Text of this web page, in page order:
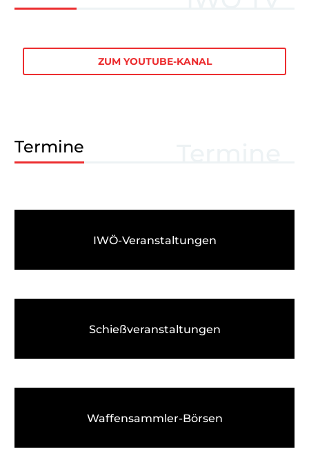
ZUM YOUTUBE-KANAL
Termine
IWÖ-Veranstaltungen
Schieß­veranstaltungen
Waffensammler-Börsen